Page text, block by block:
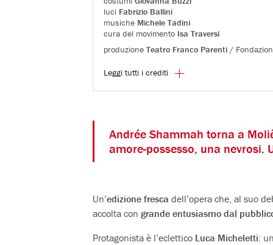
luci Fabrizio Ballini
musiche Michele Tadini
cura del movimento Isa Traversi
produzioneTeatro Franco Parenti /
Leggi tutti i crediti
Andrée Shammah torna a
amore-possesso, una nevrosi.
Un’edizione fresca dell’opera che, al suo
accolta con grande entusiasmo dal
Protagonista è l’eclettico Luca Micheletti: